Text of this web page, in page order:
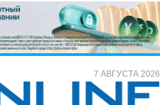
7 АВГУСТА 2026